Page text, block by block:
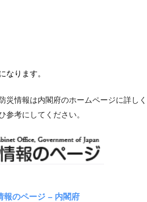
なります。
災情報は内閣府のホームページに詳しく
参考にしてください。
報のページ – 内閣府